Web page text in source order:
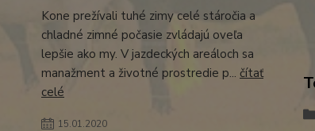
Kone prežívali tuhé zimy celé stáročia a
chladné zimné počasie zvládajú oveľa
lepšie ako my. V jazdeckých areáloch sa
manažment a životné prostredie p... čítať
celé
15.01.2020